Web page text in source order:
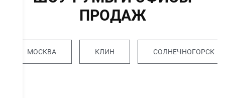
ПРОДАЖ
МОСКВА КЛИН СОЛНЕЧНОГОРСК